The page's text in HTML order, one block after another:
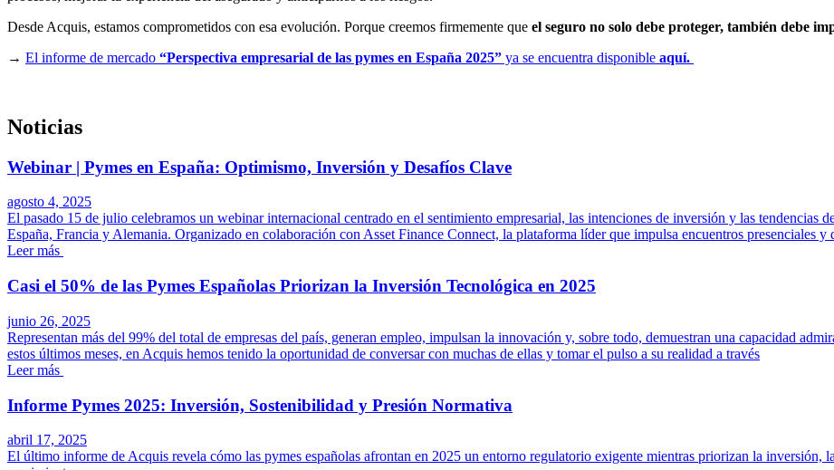
Desde Acquis, estamos comprometidos con esa evolución. Porque creemos firmemente que el seguro no solo debe proteger, también debe
→ El informe de mercado “Perspectiva empresarial de las pymes en España 2025” ya se encuentra disponible aquí.
Noticias
Webinar | Pymes en España: Optimismo, Inversión y Desafíos Clave
agosto 4, 2025
El pasado 15 de julio celebramos un webinar internacional centrado en el sentimiento empresarial, las intenciones de inversión y las tendencias
España, Francia y Alemania. Organizado en colaboración con Asset Finance Connect, la plataforma líder que impulsa encuentros presenciales
Leer más
Casi el 50% de las Pymes Españolas Priorizan la Inversión Tecnológica en 2025
junio 26, 2025
Representan más del 99% del total de empresas del país, generan empleo, impulsan la innovación y, sobre todo, demuestran una capacidad
estos últimos meses, en Acquis hemos tenido la oportunidad de conversar con muchas de ellas y tomar el pulso a su realidad a través
Leer más
Informe Pymes 2025: Inversión, Sostenibilidad y Presión Normativa
abril 17, 2025
El último informe de Acquis revela cómo las pymes españolas afrontan en 2025 un entorno regulatorio exigente mientras priorizan la inversión,